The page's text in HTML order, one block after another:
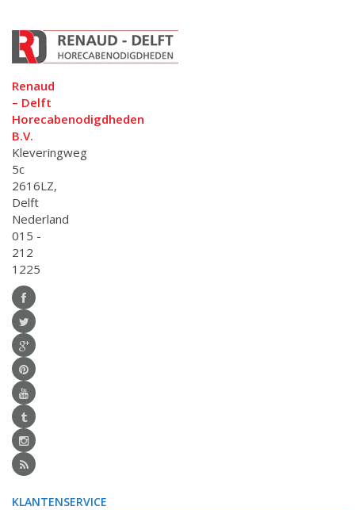
Renaud
– Delft
Horecabenodigdheden
B.V.
Kleveringweg
5c
2616LZ,
Delft
Nederland
015 -
212
1225
KLANTENSERVICE